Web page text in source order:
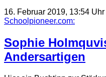
16. Februar 2019, 13:54 Uhr
Schoolpioneer.com:
Sophie
Andersartigen